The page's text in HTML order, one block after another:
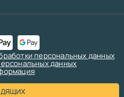
персональных данных
данных